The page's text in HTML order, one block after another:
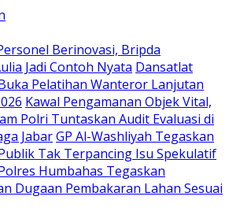
Berinovasi, Bripda
Jadi Contoh Nyata Dansatlat
Pelatihan Wanteror Lanjutan
Kawal Pengamanan Objek Vital,
Polri Tuntaskan Audit Evaluasi di
JabarGP Al-Washliyah Tegaskan
Tak Terpancing Isu Spekulatif
Humbahas Tegaskan
Dugaan Pembakaran Lahan Sesuai